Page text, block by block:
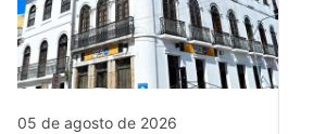
05 de agosto de 2026